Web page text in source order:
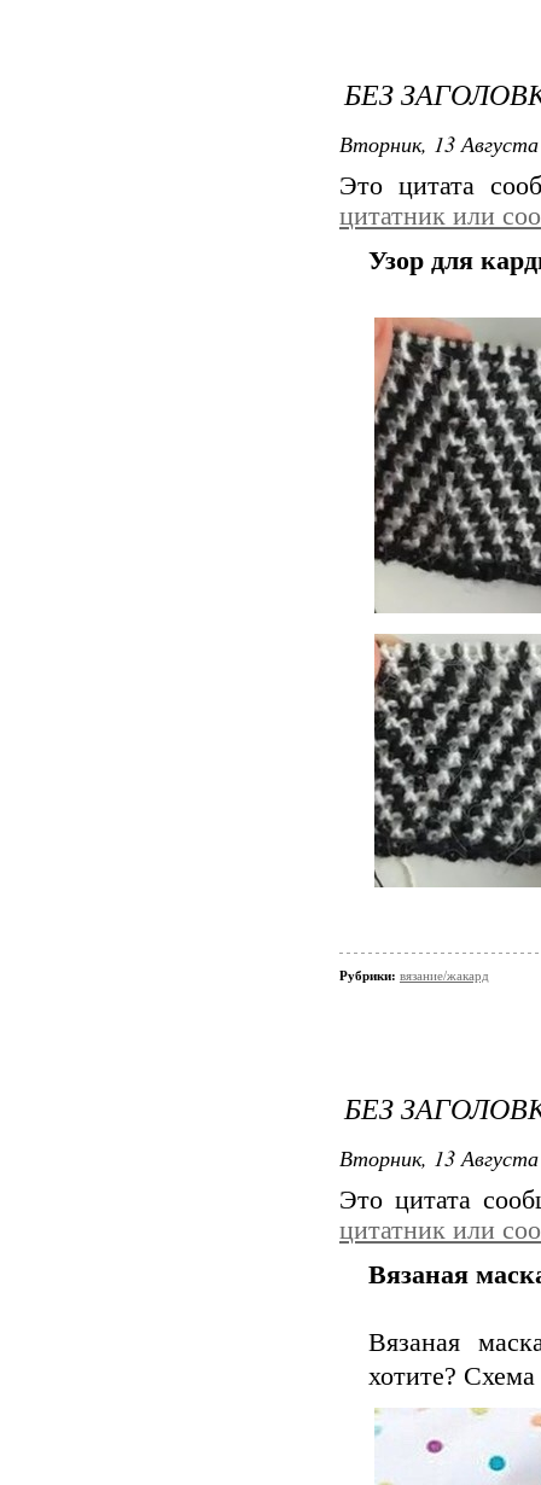
БЕЗ
Вторник, 13
Это цитата
цитатник или
Узор для
Рубрики: вязание/жакард
БЕЗ
Вторник, 13
Это цитата
цитатник или
Вязаная
Вязаная
хотите?